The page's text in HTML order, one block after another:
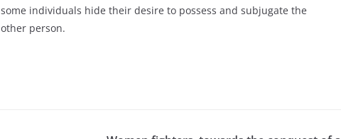
some individuals hide their desire to possess and subjugate the
other person.